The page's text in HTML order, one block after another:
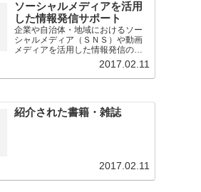
ソーシャルメディアを活用
した情報発信サポート
企業や自治体・地域におけるソー
シャルメディア（ＳＮＳ）や動画
メディアを活用した情報発信のサ
ポート（アドバイスや運用支援）
2017.02.11
紹介された書籍・雑誌
2017.02.11